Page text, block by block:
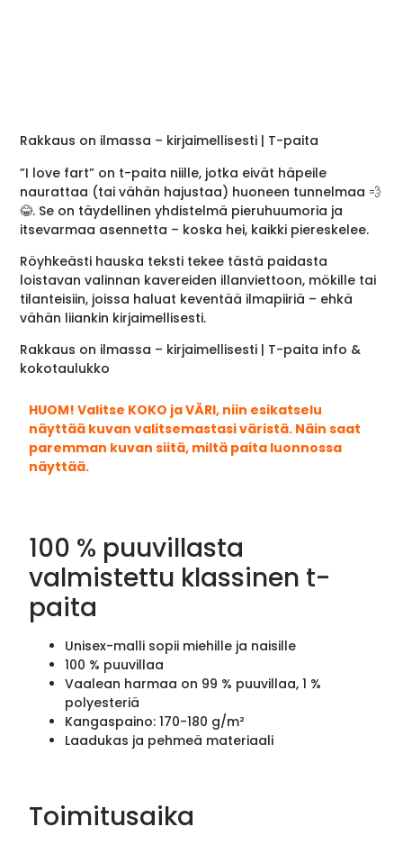
Rakkaus on ilmassa – kirjaimellisesti | T-paita
”I love fart” on t-paita niille, jotka eivät häpeile
naurattaa (tai vähän hajustaa) huoneen tunnelmaa 💨
😂. Se on täydellinen yhdistelmä pieruhuumoria ja
itsevarmaa asennetta – koska hei, kaikki piereskelee.
Röyhkeästi hauska teksti tekee tästä paidasta
loistavan valinnan kavereiden illanviettoon, mökille tai
tilanteisiin, joissa haluat keventää ilmapiiriä – ehkä
vähän liiankin kirjaimellisesti.
Rakkaus on ilmassa – kirjaimellisesti | T-paita info &
kokotaulukko
HUOM! Valitse KOKO ja VÄRI, niin esikatselu
näyttää kuvan valitsemastasi väristä. Näin saat
paremman kuvan siitä, miltä paita luonnossa
näyttää.
100 % puuvillasta
valmistettu klassinen t-
paita
Unisex-malli sopii miehille ja naisille
100 % puuvillaa
Vaalean harmaa on 99 % puuvillaa, 1 %
polyesteriä
Kangaspaino: 170-180 g/m²
Laadukas ja pehmeä materiaali
Toimitusaika